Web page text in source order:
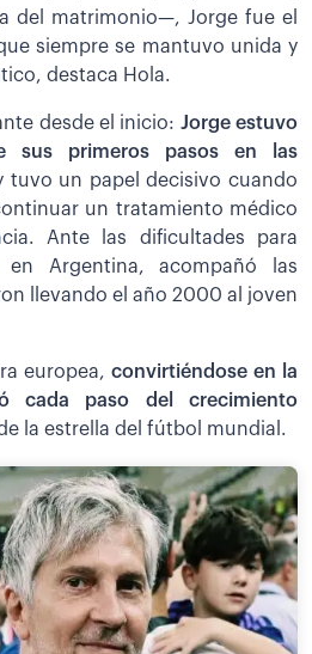
del matrimonio—, Jorge fue el
siempre se mantuvo unida y
destaca Hola.
desde el inicio: Jorge estuvo
sus primeros pasos en las
tuvo un papel decisivo cuando
un tratamiento médico
Ante las dificultades para
en Argentina, acompañó las
llevando el año 2000 al joven
europea, convirtiéndose en la
cada paso del crecimiento
la estrella del fútbol mundial.